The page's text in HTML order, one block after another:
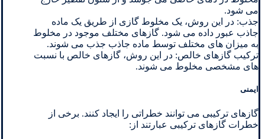
می شود.
جذب: در این روش، یک مخلوط گازی از طریق یک ماده
جاذب عبور داده می شود. گازهای مختلف موجود در مخلوط
به میزان های مختلف توسط ماده جاذب جذب می شوند.
ترکیب گازهای خالص: در این روش، گازهای خالص با نسبت
های مشخصی مخلوط می شوند.
ایمنی
گازهای ترکیبی می توانند خطراتی را ایجاد کنند. برخی از
خطرات گازهای ترکیبی عبارتند از: